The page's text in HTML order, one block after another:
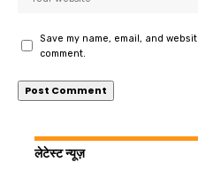
Save my name, email, and
comment.
लेटेस्ट न्यूज़